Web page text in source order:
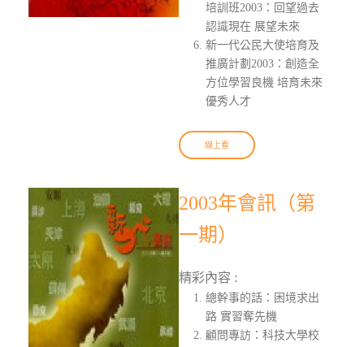
培訓班2003：回望過去
認識現在 展望未來
新一代公民大使培育及
推廣計劃2003：創造全
方位學習良機 培育未來
優秀人才
線上看
2003年會訊（第
一期）
精彩內容 :
總幹事的話：困境求出
路 實習奪先機
顧問專訪：科技大學校